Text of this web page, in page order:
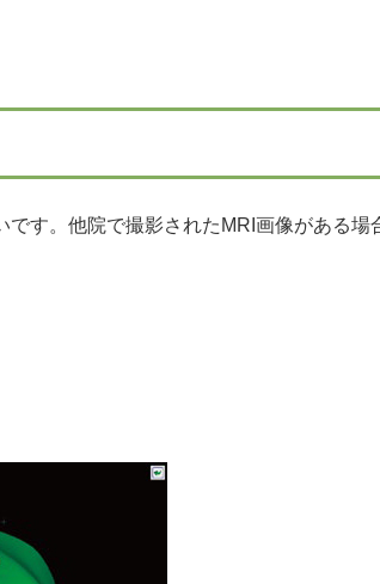
す。他院で撮影されたMRI画像がある場